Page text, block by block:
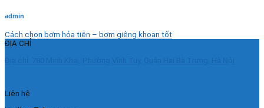
admin
Cách chọn bơm hỏa tiễn – bơm giêng khoan tốt
ĐỊA CHỈ
Liên hệ